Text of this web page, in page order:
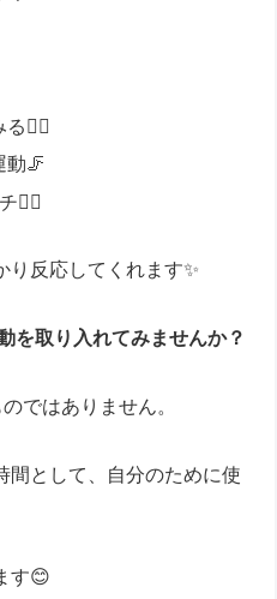
🚶‍♀️
動🦵
🧘‍♀️
り反応してくれます✨
を取り入れてみませんか？
ではありません。
間として、自分のために使
す😊